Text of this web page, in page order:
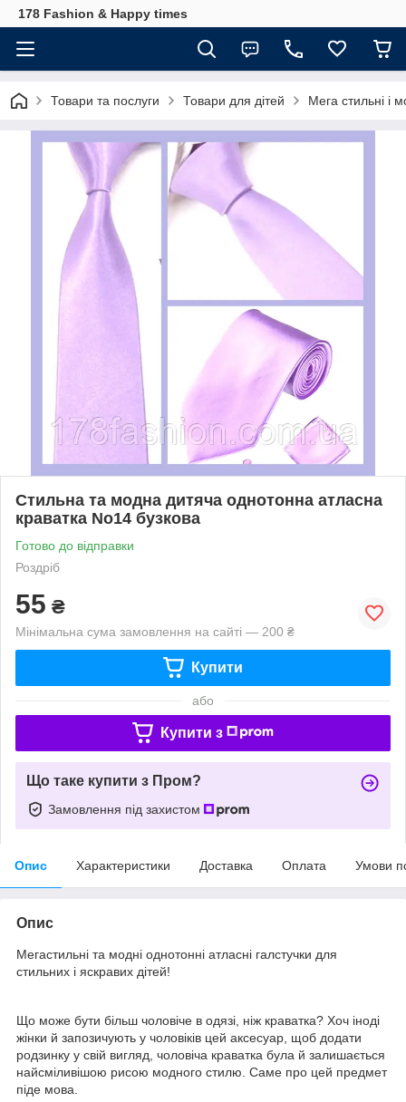
178 Fashion & Happy times
Товари та послуги Товари для дітей Мега стильні і
Стильна та модна дитяча однотонна атласна
краватка No14 бузкова
Готово до відправки
Роздріб
55 ₴
Мінімальна сума замовлення на сайті — 200 ₴
Купити
або
Купити з
Що таке купити з Пром?
Замовлення під захистом
Опис Характеристики Доставка Оплата Умови
Опис
Мегастильні та модні однотонні атласні галстучки для
стильних і яскравих дітей!
Що може бути більш чоловіче в одязі, ніж краватка? Хоч іноді
жінки й запозичують у чоловіків цей аксесуар, щоб додати
родзинку у свій вигляд, чоловіча краватка була й залишається
найсміливішою рисою модного стилю. Саме про цей предмет
піде мова.